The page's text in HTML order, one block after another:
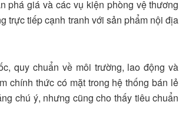
phá giá và các vụ kiện phòng vệ thương
trực tiếp cạnh tranh với sản phẩm nội địa
quy chuẩn về môi trường, lao động và
chính thức có mặt trong hệ thống bán lẻ
chú ý, nhưng cũng cho thấy tiêu chuẩn